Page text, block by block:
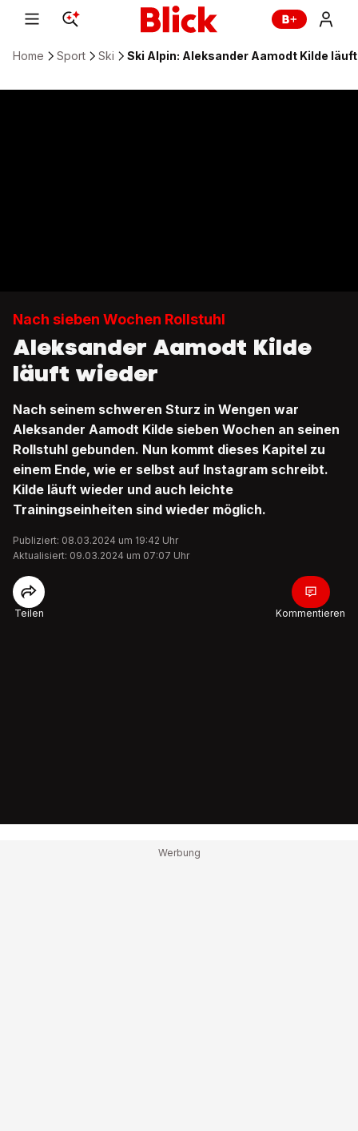
Home Sport Ski Ski Alpin: Aleksander Aamodt Kilde
Nach sieben Wochen Rollstuhl
Aleksander Aamodt Kilde
läuft wieder
Nach seinem schweren Sturz in Wengen war
Aleksander Aamodt Kilde sieben Wochen an seinen
Rollstuhl gebunden. Nun kommt dieses Kapitel zu
einem Ende, wie er selbst auf Instagram schreibt.
Kilde läuft wieder und auch leichte
Trainingseinheiten sind wieder möglich.
Publiziert: 08.03.2024 um 19:42 Uhr
Aktualisiert: 09.03.2024 um 07:07 Uhr
Teilen Kommentieren